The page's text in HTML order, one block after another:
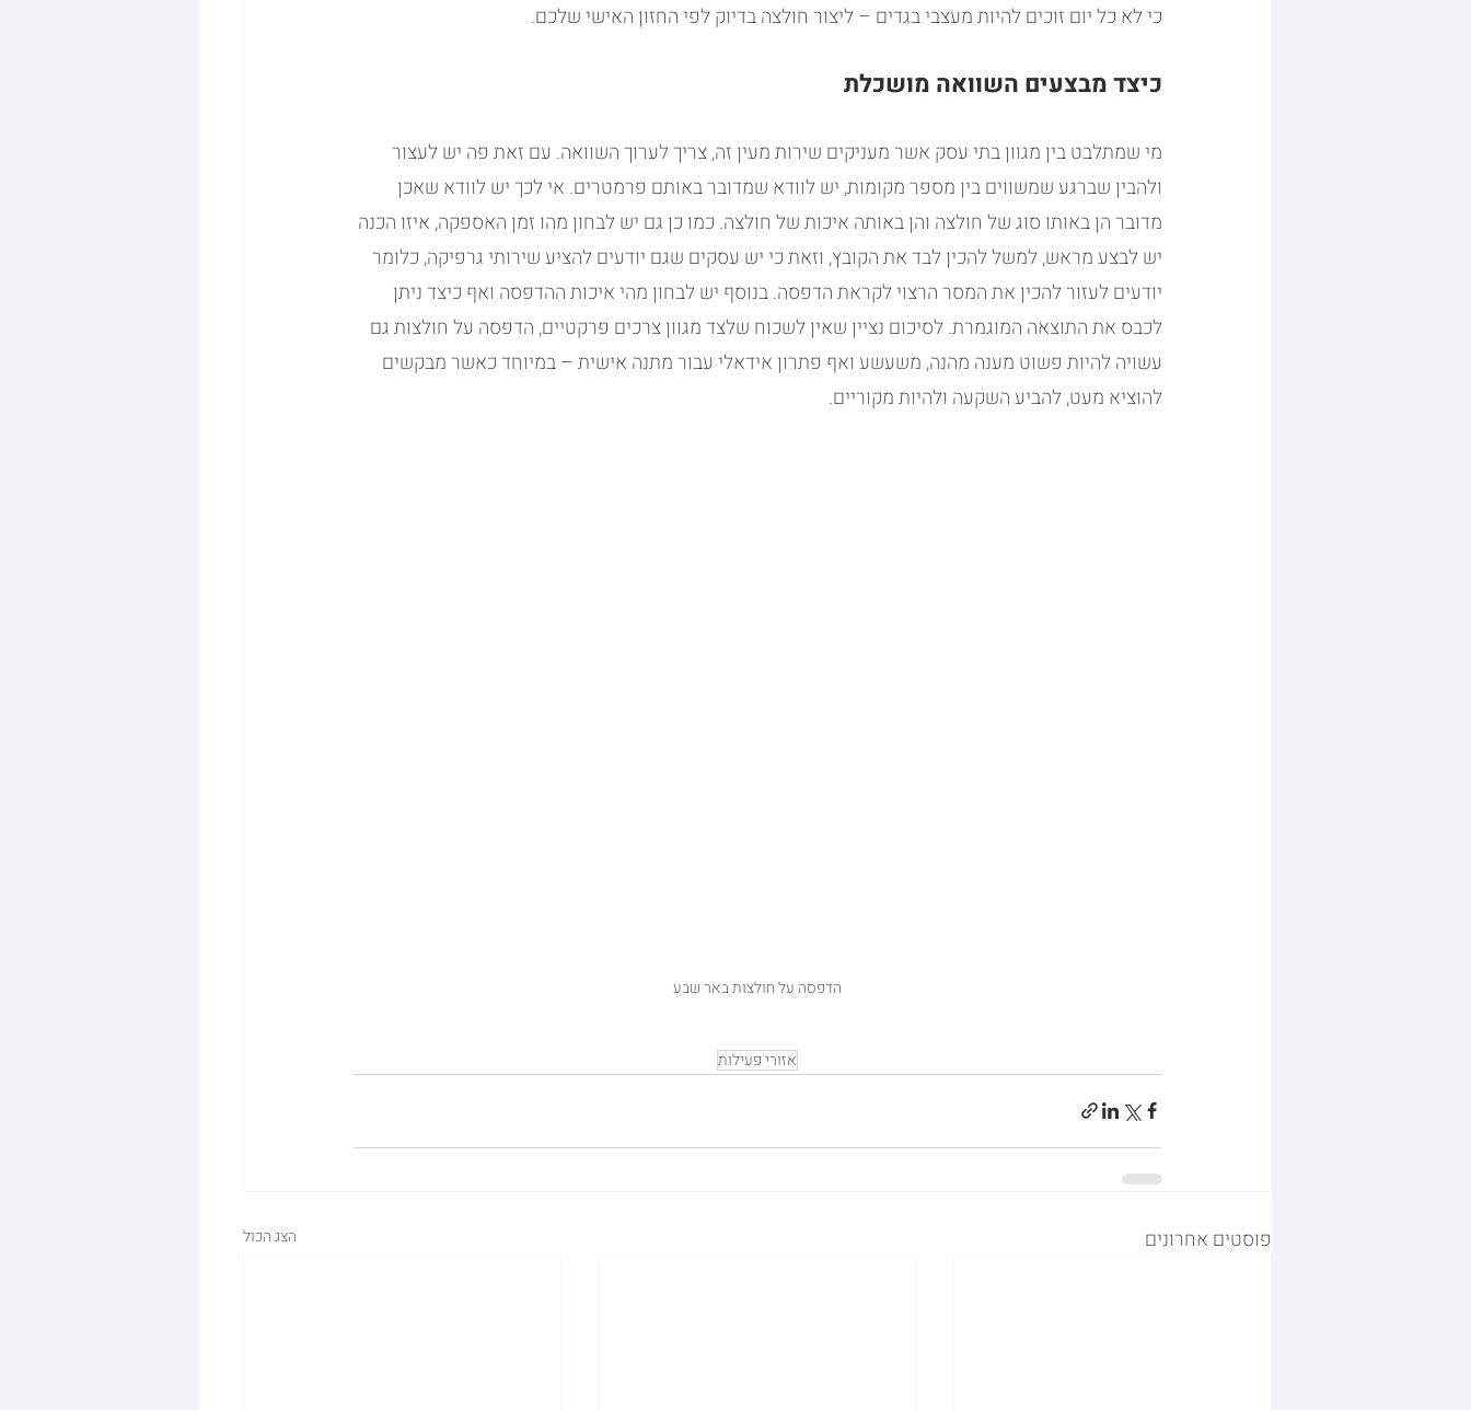
כי לא כל יום זוכים להיות מעצבי בגדים – ליצור חולצה בדיוק לפי החזון האישי שלכם.
כיצד מבצעים השוואה מושכלת
מי שמתלבט בין מגוון בתי עסק אשר מעניקים שירות מעין זה, צריך לערוך השוואה. עם זאת פה יש לעצור
ולהבין שברגע שמשווים בין מספר מקומות, יש לוודא שמדובר באותם פרמטרים. אי לכך יש לוודא שאכן
מדובר הן באותו סוג של חולצה והן באותה איכות של חולצה. כמו כן גם יש לבחון מהו זמן האספקה, איזו הכנה
יש לבצע מראש, למשל להכין לבד את הקובץ, וזאת כי יש עסקים שגם יודעים להציע שירותי גרפיקה, כלומר
יודעים לעזור להכין את המסר הרצוי לקראת הדפסה. בנוסף יש לבחון מהי איכות ההדפסה ואף כיצד ניתן
לכבס את התוצאה המוגמרת. לסיכום נציין שאין לשכוח שלצד מגוון צרכים פרקטיים, הדפסה על חולצות גם
עשויה להיות פשוט מענה מהנה, משעשע ואף פתרון אידאלי עבור מתנה אישית – במיוחד כאשר מבקשים
להוציא מעט, להביע השקעה ולהיות מקוריים.
הדפסה על חולצות באר שבע
אזורי פעילות
פוסטים אחרונים הצג הכול